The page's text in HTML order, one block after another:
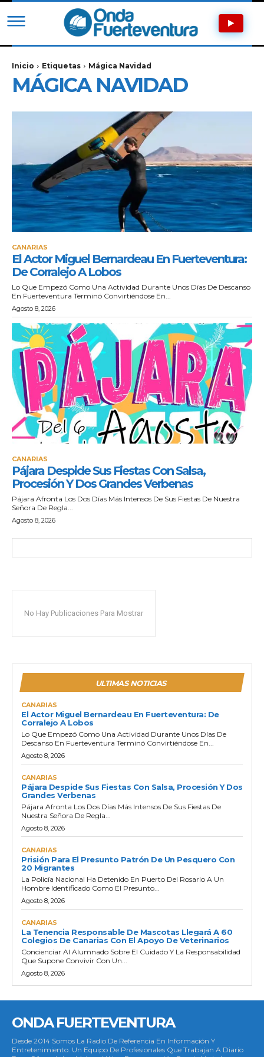
Inicio Etiquetas Mágica Navidad
MÁGICA NAVIDAD
CANARIAS
El Actor Miguel Bernardeau En Fuerteventura:
De Corralejo A Lobos
Lo Que Empezó Como Una Actividad Durante Unos Días De Descanso
En Fuerteventura Terminó Convirtiéndose En...
Agosto 8, 2026
CANARIAS
Pájara Despide Sus Fiestas Con Salsa,
Procesión Y Dos Grandes Verbenas
Pájara Afronta Los Dos Días Más Intensos De Sus Fiestas De Nuestra
Señora De Regla...
Agosto 8, 2026
No Hay Publicaciones Para Mostrar
ULTIMAS NOTICIAS
CANARIAS
El Actor Miguel Bernardeau En Fuerteventura: De
Corralejo A Lobos
Lo Que Empezó Como Una Actividad Durante Unos Días De
Descanso En Fuerteventura Terminó Convirtiéndose En...
Agosto 8, 2026
CANARIAS
Pájara Despide Sus Fiestas Con Salsa, Procesión Y Dos
Grandes Verbenas
Pájara Afronta Los Dos Días Más Intensos De Sus Fiestas De
Nuestra Señora De Regla...
Agosto 8, 2026
CANARIAS
Prisión Para El Presunto Patrón De Un Pesquero Con
20 Migrantes
La Policía Nacional Ha Detenido En Puerto Del Rosario A Un
Hombre Identificado Como El Presunto...
Agosto 8, 2026
CANARIAS
La Tenencia Responsable De Mascotas Llegará A 60
Colegios De Canarias Con El Apoyo De Veterinarios
Concienciar Al Alumnado Sobre El Cuidado Y La Responsabilidad
Que Supone Convivir Con Un...
Agosto 8, 2026
ONDA FUERTEVENTURA
Desde 2014 Somos La Radio De Referencia En Información Y
Entretenimiento. Un Equipo De Profesionales Que Trabajan A Diario